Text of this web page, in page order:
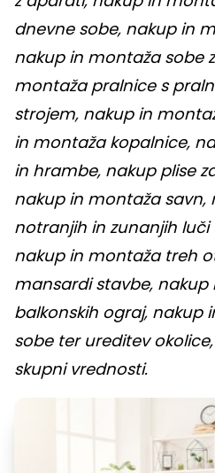
dnevne sobe, nakup in
nakup in montaža sobe
montaža pralnice s
strojem, nakup in
in montaža kopalnice,
in hrambe, nakup plise
nakup in montaža savn,
notranjih in zunanjih luči
nakup in montaža treh
mansardi stavbe, nakup
balkonskih ograj, nakup
sobe ter ureditev
skupni vrednosti.